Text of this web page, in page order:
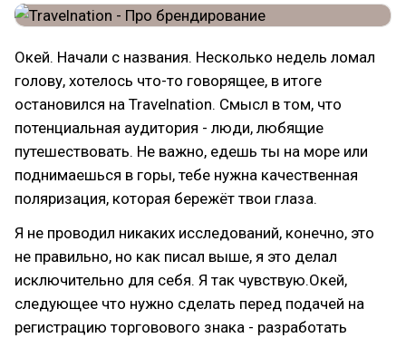
Окей. Начали с названия. Несколько недель ломал
голову, хотелось что-то говорящее, в итоге
остановился на Travelnation. Смысл в том, что
потенциальная аудитория - люди, любящие
путешествовать. Не важно, едешь ты на море или
поднимаешься в горы, тебе нужна качественная
поляризация, которая бережёт твои глаза.
Я не проводил никаких исследований, конечно, это
не правильно, но как писал выше, я это делал
исключительно для себя. Я так чувствую.Окей,
следующее что нужно сделать перед подачей на
регистрацию торговового знака - разработать